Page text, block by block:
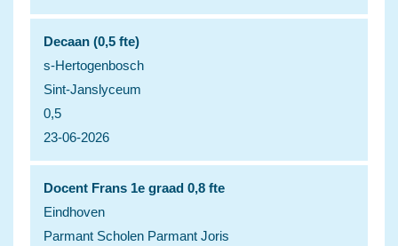
Decaan (0,5 fte)
s-Hertogenbosch
Sint-Janslyceum
0,5
23-06-2026
Docent Frans 1e graad 0,8 fte
Eindhoven
Parmant Scholen Parmant Joris